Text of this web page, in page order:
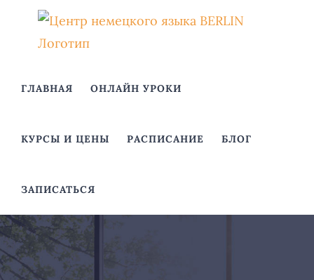
ГЛАВНАЯ ОНЛАЙН УРОКИ
КУРСЫ И ЦЕНЫ РАСПИСАНИЕ БЛОГ
ЗАПИСАТЬСЯ